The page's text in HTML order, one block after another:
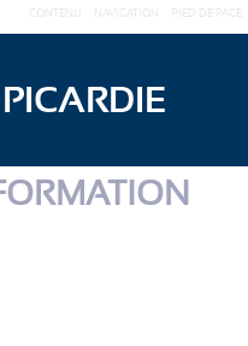
PICARDIE
CONTENU NAVIGATION PIED DE PAGE